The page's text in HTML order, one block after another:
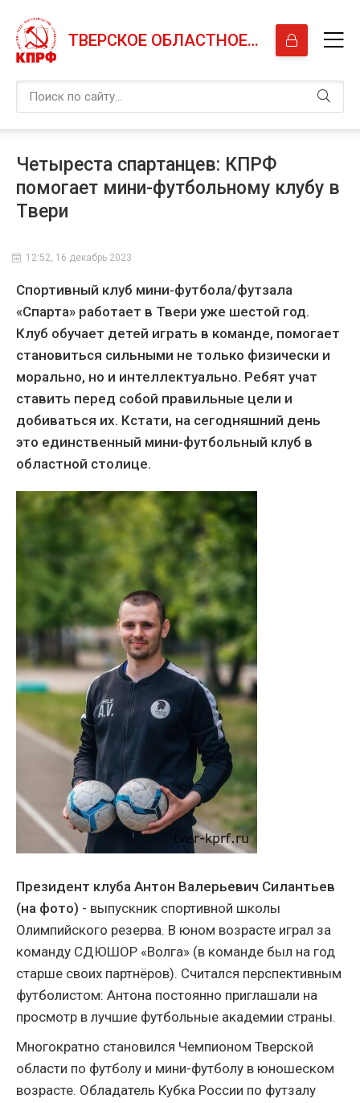
ТВЕРСКОЕ ОБЛАСТНОЕ ОТДЕЛЕНИЕ КПРФ
Четыреста спартанцев: КПРФ
помогает мини-футбольному клубу в
Твери
12:52, 16 декабрь 2023
Спортивный клуб мини-футбола/футзала
«Спарта» работает в Твери уже шестой год.
Клуб обучает детей играть в команде, помогает
становиться сильными не только физически и
морально, но и интеллектуально. Ребят учат
ставить перед собой правильные цели и
добиваться их. Кстати, на сегодняшний день
это единственный мини-футбольный клуб в
областной столице.
Президент клуба Антон Валерьевич Силантьев
(на фото) - выпускник спортивной школы
Олимпийского резерва. В юном возрасте играл за
команду СДЮШОР «Волга» (в команде был на год
старше своих партнёров). Считался перспективным
футболистом: Антона постоянно приглашали на
просмотр в лучшие футбольные академии страны.
Многократно становился Чемпионом Тверской
области по футболу и мини-футболу в юношеском
возрасте. Обладатель Кубка России по футзалу